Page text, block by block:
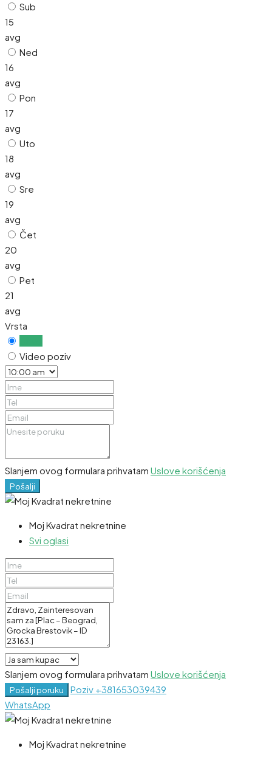
Sub
15
avg
Ned
16
avg
Pon
17
avg
Uto
18
avg
Sre
19
avg
Čet
20
avg
Pet
21
avg
Vrsta
Video poziv
Slanjem ovog formulara prihvatam Uslove korišćenja
Pošalji
Moj Kvadrat nekretnine
Svi oglasi
Slanjem ovog formulara prihvatam Uslove korišćenja
Pošalji poruku Poziv +381653039439
WhatsApp
Moj Kvadrat nekretnine